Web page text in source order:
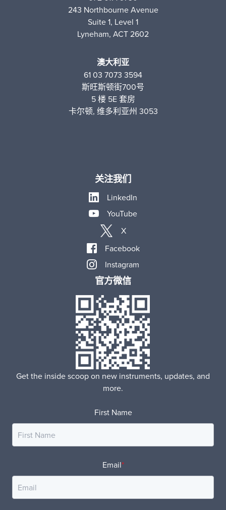
243 Northbourne Avenue
Suite 1, Level 1
Lyneham, ACT 2602
澳大利亚
61 03 7073 3594
斯旺斯顿街700号
5 楼 5E 套房
卡尔顿, 维多利亚州 3053
关注我们
LinkedIn
YouTube
X
Facebook
Instagram
官方微信
Get the inside scoop on new instruments, updates, and
more.
First Name
Email*